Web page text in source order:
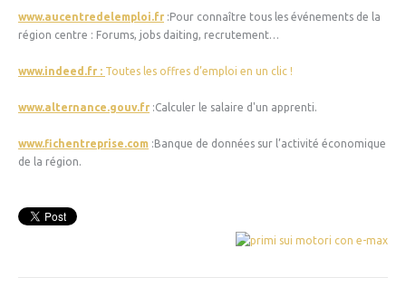
www.aucentredelemploi.fr :Pour connaître tous les événements de la
région centre : Forums, jobs daiting, recrutement…
www.indeed.fr : Toutes les offres d’emploi en un clic !
www.alternance.gouv.fr :Calculer le salaire d'un apprenti.
www.fichentreprise.com :Banque de données sur l’activité économique
de la région.